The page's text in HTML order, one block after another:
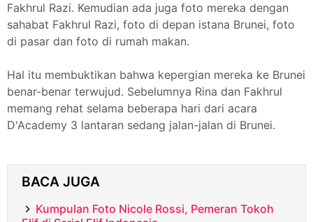
Fakhrul Razi. Kemudian ada juga foto mereka dengan
sahabat Fakhrul Razi, foto di depan istana Brunei, foto
di pasar dan foto di rumah makan.
Hal itu membuktikan bahwa kepergian mereka ke Brunei
benar-benar terwujud. Sebelumnya Rina dan Fakhrul
memang rehat selama beberapa hari dari acara
D'Academy 3 lantaran sedang jalan-jalan di Brunei.
BACA JUGA
Kumpulan Foto Nicole Rossi, Pemeran Tokoh